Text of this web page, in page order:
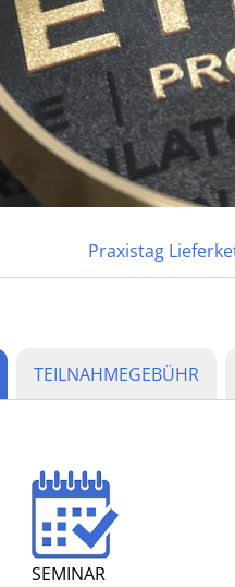
Praxistag
TEILNAHMEGEBÜHR
SEMINAR